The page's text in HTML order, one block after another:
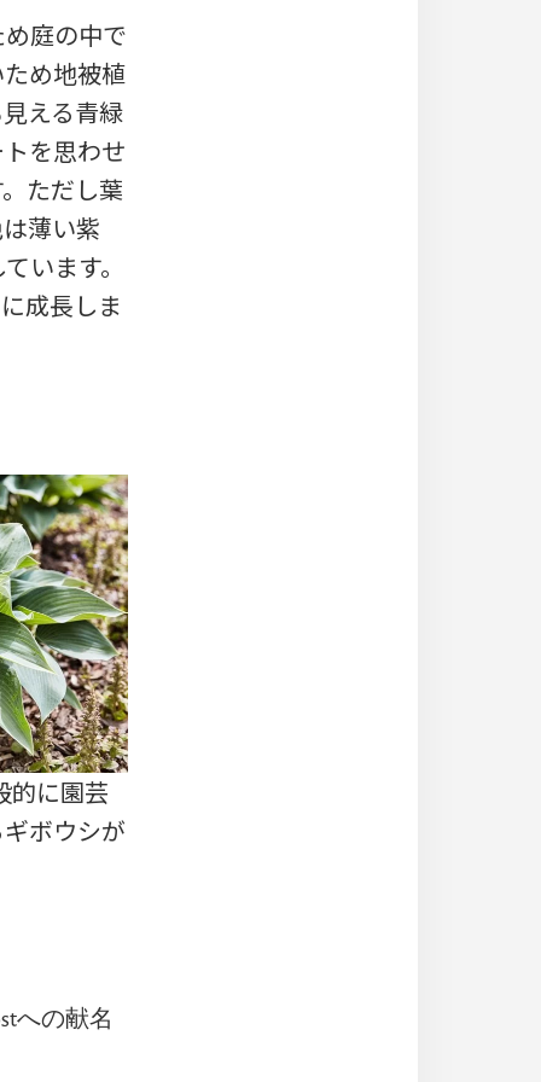
庭の中で
め地被植
える青緑
を思わせ
ただし葉
薄い紫
います。
成長しま
的に園芸
ボウシが
への献名